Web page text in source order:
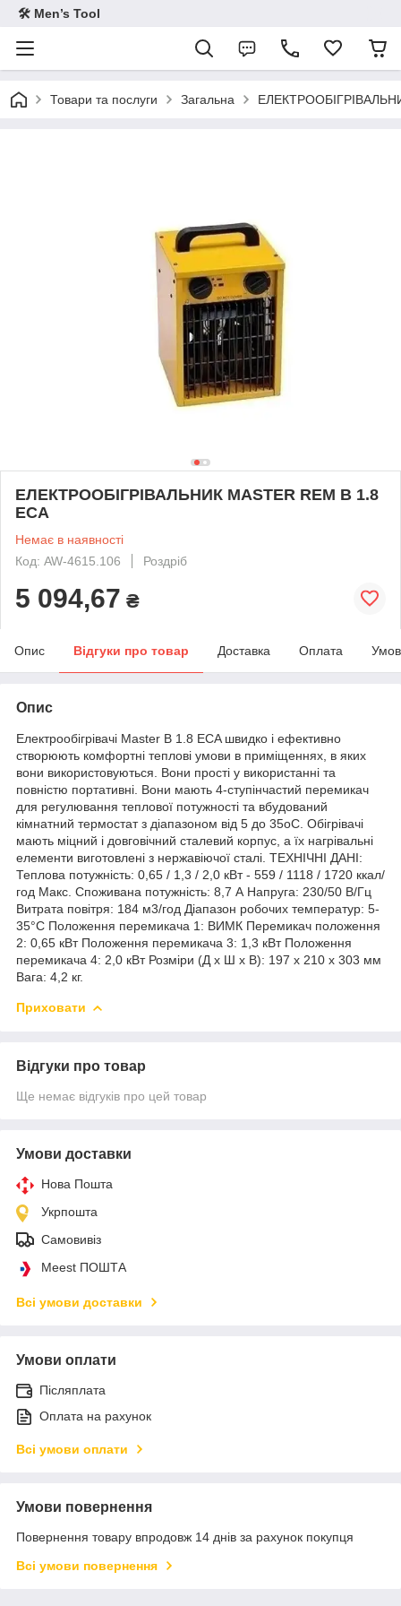
🛠 Men’s Tool
Товари та послуги Загальна
ЕЛЕКТРООБІГРІВАЛЬНИК MASTER REM B 1.8
ECA
Немає в наявності
Код: AW-4615.106
Роздріб
5 094,67 ₴
Опис Відгуки про товар Доставка Оплата
Опис
Електрообігрівачі Master B 1.8 ECA швидко і ефективно
створюють комфортні теплові умови в приміщеннях, в яких
вони використовуються. Вони прості у використанні та
повністю портативні. Вони мають 4-ступінчастий перемикач
для регулювання теплової потужності та вбудований
кімнатний термостат з діапазоном від 5 до 35oC. Обігрівачі
мають міцний і довговічний сталевий корпус, а їх нагрівальні
елементи виготовлені з нержавіючої сталі. ТЕХНІЧНІ ДАНІ:
Теплова потужність: 0,65 / 1,3 / 2,0 кВт - 559 / 1118 / 1720 ккал/
год Макс. Споживана потужність: 8,7 А Напруга: 230/50 В/Гц
Витрата повітря: 184 м3/год Діапазон робочих температур: 5-
35°C Положення перемикача 1: ВИМК Перемикач положення
2: 0,65 кВт Положення перемикача 3: 1,3 кВт Положення
перемикача 4: 2,0 кВт Розміри (Д x Ш x В): 197 x 210 x 303 мм
Вага: 4,2 кг.
Приховати
Відгуки про товар
Ще немає відгуків про цей товар
Умови доставки
Нова Пошта
Укрпошта
Самовивіз
Meest ПОШТА
Всі умови доставки
Умови оплати
Післяплата
Оплата на рахунок
Всі умови оплати
Умови повернення
Повернення товару впродовж 14 днів за рахунок покупця
Всі умови повернення